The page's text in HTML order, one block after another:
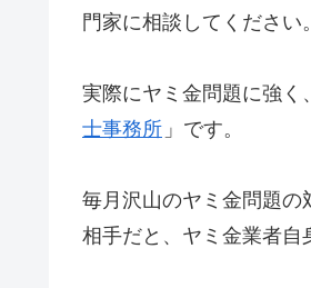
門家に相談してください。
実際にヤミ金問題に強く
士事務所 」です。
毎月沢山のヤミ金問題の
相手だと、ヤミ金業者自